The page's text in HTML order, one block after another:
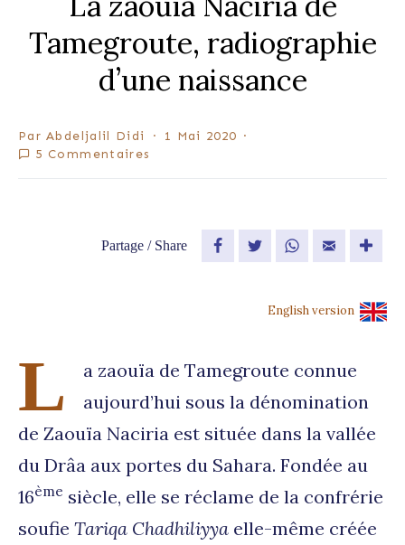
Tamegroute, radiographie
d’une naissance
Par Abdeljalil Didi
1 Mai 2020
5 Commentaires
Partage / Share Facebook Twitter WhatsAppEmail
English version
L
a zaouïa de Tamegroute connue
aujourd’hui sous la dénomination
de Zaouïa Naciria est située dans la vallée
du Drâa aux portes du Sahara. Fondée au
16ème siècle, elle se réclame de la confrérie
soufie Tariqa Chadhiliyya elle-même créée